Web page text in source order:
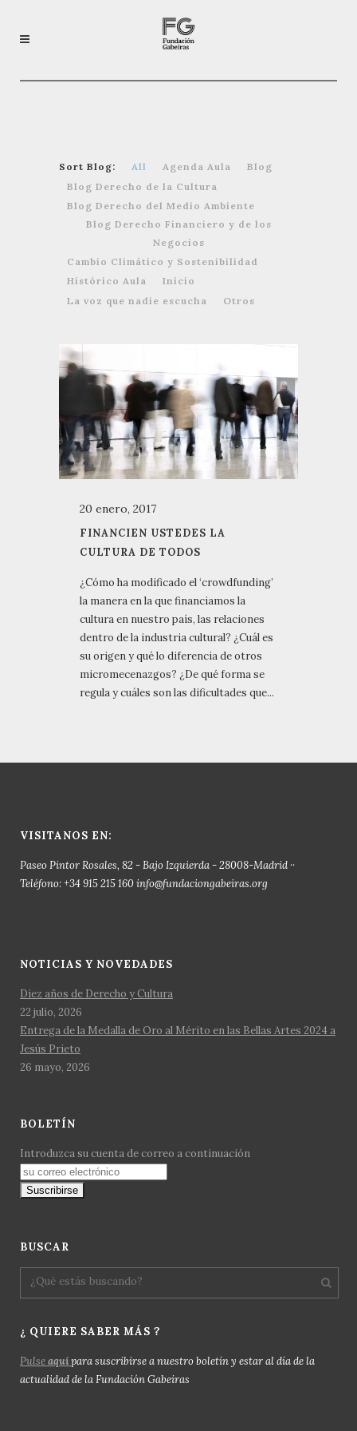
Sort Blog: All Agenda Aula
Blog
Blog Derecho de la Cultura
Blog Derecho del Medio Ambiente
Blog Derecho Financiero y de los
Negocios
Cambio Climático y Sostenibilidad
Histórico Aula
Inicio
La voz que nadie escucha
Otros
20 enero, 2017
FINANCIEN USTEDES LA
CULTURA DE TODOS
¿Cómo ha modificado el ‘crowdfunding’
la manera en la que financiamos la
cultura en nuestro país, las relaciones
dentro de la industria cultural? ¿Cuál es
su origen y qué lo diferencia de otros
micromecenazgos? ¿De qué forma se
regula y cuáles son las dificultades que...
VISITANOS EN:
Paseo Pintor Rosales, 82 - Bajo Izquierda - 28008-Madrid ··
Teléfono: +34 915 215 160 info@fundaciongabeiras.org
NOTICIAS Y NOVEDADES
Diez años de Derecho y Cultura
22 julio, 2026
Entrega de la Medalla de Oro al Mérito en las Bellas Artes 2024 a
Jesús Prieto
26 mayo, 2026
BOLETÍN
Introduzca su cuenta de correo a continuación
BUSCAR
¿ QUIERE SABER MÁS ?
Pulseaquípara suscribirse a nuestro boletín y estar al día de la
actualidad de la Fundación Gabeiras